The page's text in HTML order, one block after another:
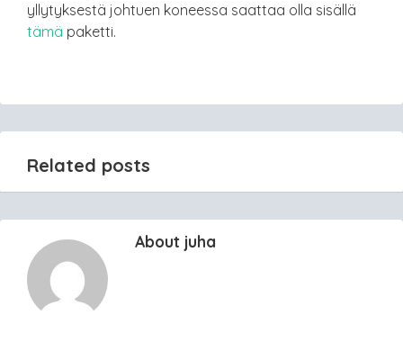
yllytyksestä johtuen koneessa saattaa olla sisällä
tämä paketti.
Related posts
About juha